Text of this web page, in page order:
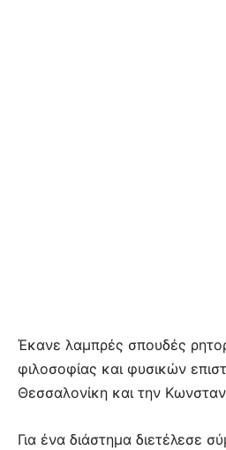
Έκανε λαμπρές σπουδές
φιλοσοφίας και φυσικών
Θεσσαλονίκη και την
Για ένα διάστημα διετέλεσε